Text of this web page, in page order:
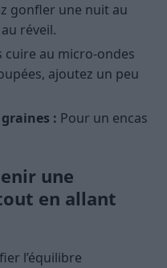
gonfler une nuit au
réveil.
cuire au micro-ondes
ajoutez un peu
: Pour un encas
une
en allant
l’équilibre